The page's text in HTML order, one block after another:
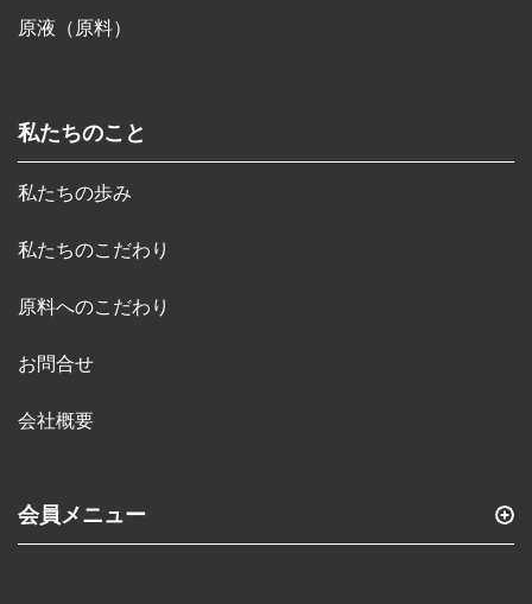
原液（原料）
私たちのこと
私たちの歩み
私たちのこだわり
原料へのこだわり
お問合せ
会社概要
会員メニュー